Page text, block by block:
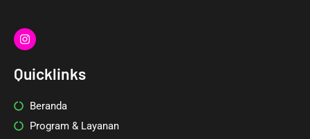
I
n
s
a
m
Quicklinks
Beranda
Program & Layanan